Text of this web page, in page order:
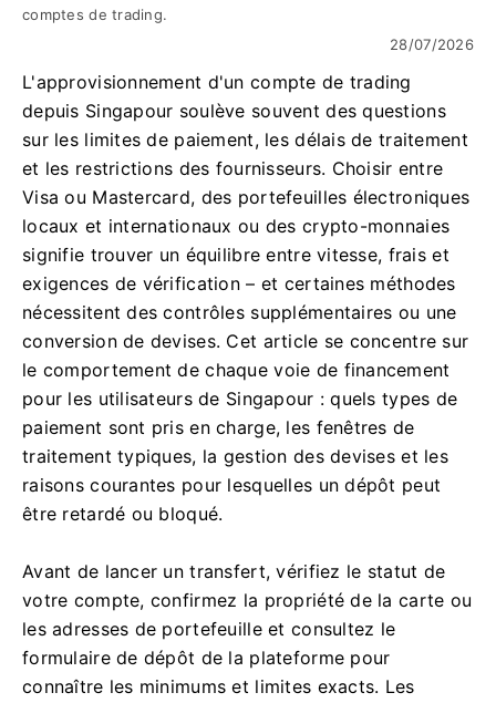
comptes de trading.
28/07/2026
L'approvisionnement d'un compte de trading
depuis Singapour soulève souvent des questions
sur les limites de paiement, les délais de traitement
et les restrictions des fournisseurs. Choisir entre
Visa ou Mastercard, des portefeuilles électroniques
locaux et internationaux ou des crypto-monnaies
signifie trouver un équilibre entre vitesse, frais et
exigences de vérification – et certaines méthodes
nécessitent des contrôles supplémentaires ou une
conversion de devises. Cet article se concentre sur
le comportement de chaque voie de financement
pour les utilisateurs de Singapour : quels types de
paiement sont pris en charge, les fenêtres de
traitement typiques, la gestion des devises et les
raisons courantes pour lesquelles un dépôt peut
être retardé ou bloqué.
Avant de lancer un transfert, vérifiez le statut de
votre compte, confirmez la propriété de la carte ou
les adresses de portefeuille et consultez le
formulaire de dépôt de la plateforme pour
connaître les minimums et limites exacts. Les